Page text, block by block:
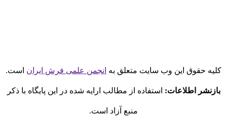
کلیه حقوق این وب سایت متعلق به انجمن علمی فرش ایران است.
بازنشر اطلاعات:استفاده از مطالب ارایه شده در این پایگاه با ذکر
منبع آزاد است.